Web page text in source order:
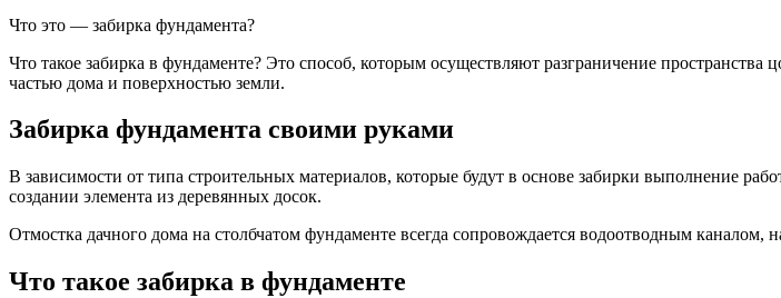
Что это — забирка фундамента?
Что такое забирка в фундаменте? Это способ, которым осуществляют разграничение
частью дома и поверхностью земли.
Забирка фундамента своими руками
В зависимости от типа строительных материалов, которые будут в основе забирки выполнение
создании элемента из деревянных досок.
Отмостка дачного дома на столбчатом фундаменте всегда сопровождается водоотводным каналом,
Что такое забирка в фундаменте